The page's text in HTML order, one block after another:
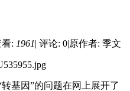
: 1961| 评论: 0|原作者: 季文
基因”的问题在网上展开了